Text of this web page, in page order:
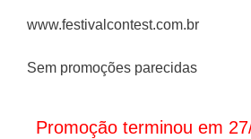
www.festivalcontest.com.br
Sem promoções parecidas
Promoção terminou em